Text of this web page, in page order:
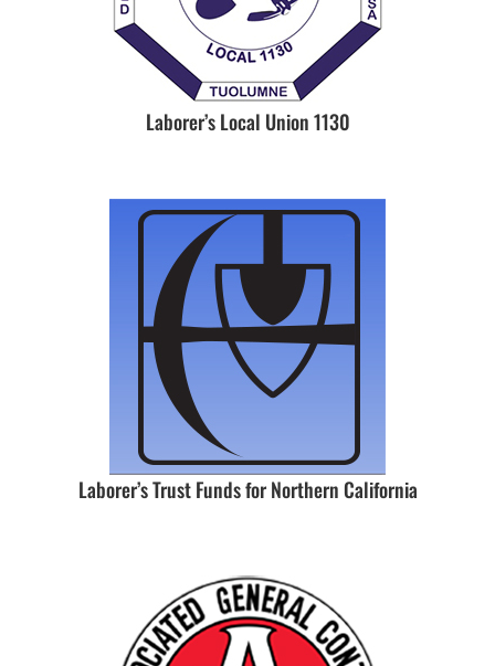
Laborer’s Local Union 1130
Laborer’s Trust Funds for Northern California